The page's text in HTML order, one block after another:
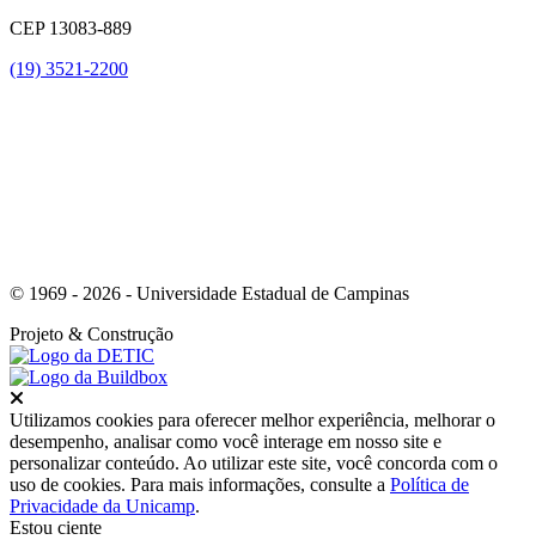
CEP 13083-889
(19) 3521-2200
© 1969 - 2026 - Universidade Estadual de Campinas
Projeto & Construção
Utilizamos cookies para oferecer melhor experiência, melhorar o
desempenho, analisar como você interage em nosso site e
personalizar conteúdo. Ao utilizar este site, você concorda com o
uso de cookies. Para mais informações, consulte a Política de
Privacidade da Unicamp.
Estou ciente